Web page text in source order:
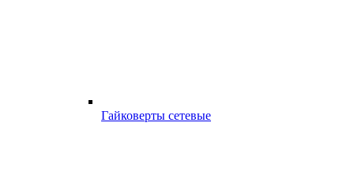
Гайковерты сетевые